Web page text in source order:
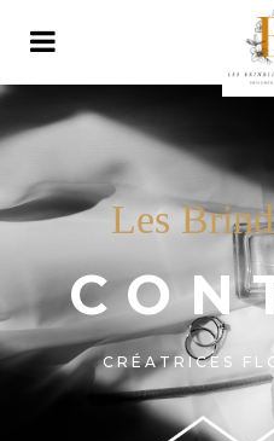
Les
CRÉATRICES